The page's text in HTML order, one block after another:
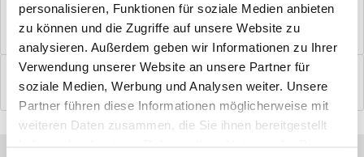
personalisieren, Funktionen für soziale Medien anbieten
zu können und die Zugriffe auf unsere Website zu
analysieren. Außerdem geben wir Informationen zu Ihrer
Verwendung unserer Website an unsere Partner für
soziale Medien, Werbung und Analysen weiter. Unsere
Partner führen diese Informationen möglicherweise mit
weiteren Daten zusammen, die Sie ihnen bereitgestellt
Windfangelemente online am Bildschirm konfigurieren und
einbaufertig bestellen. In wenigen...
Bewertungen
0
Bewertungen lesen, schreiben und diskutieren...mehr